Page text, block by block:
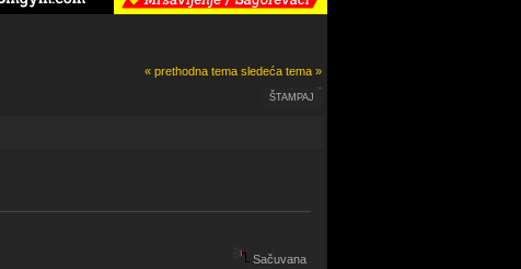
« prethodna tema sledeća tema »
ŠTAMPAJ
Sačuvana